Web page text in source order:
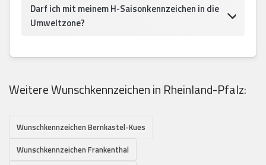
Darf ich mit meinem H-Saisonkennzeichen in die
Umweltzone?
Weitere Wunschkennzeichen in Rheinland-Pfalz:
Wunschkennzeichen Bernkastel-Kues
Wunschkennzeichen Frankenthal